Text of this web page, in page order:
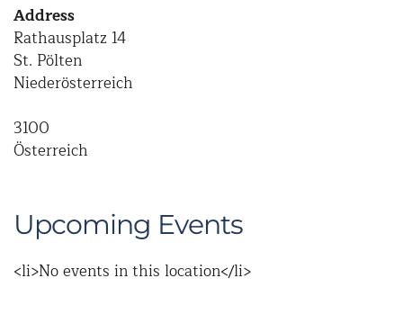
Address
Rathausplatz 14
St. Pölten
Niederösterreich
3100
Österreich
Upcoming Events
<li>No events in this location</li>